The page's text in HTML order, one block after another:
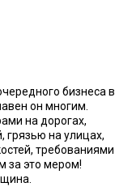
бизнеса в
он многим.
на дорогах,
грязью на улицах,
требованиями
за это мером!